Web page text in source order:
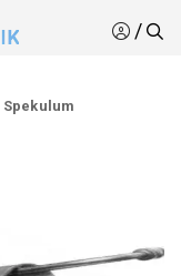
/
Spekulum